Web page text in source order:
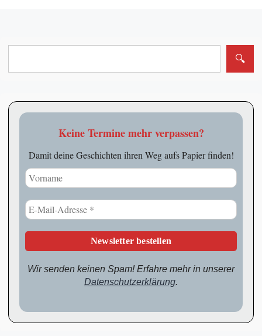
Keine Termine mehr verpassen?
Damit deine Geschichten ihren Weg aufs Papier finden!
Wir senden keinen Spam! Erfahre mehr in unserer
Datenschutzerklärung.